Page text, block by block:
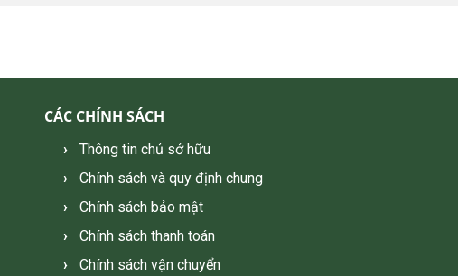
CÁC CHÍNH SÁCH
Thông tin chủ sở hữu
Chính sách và quy định chung
Chính sách bảo mật
Chính sách thanh toán
Chính sách vận chuyển